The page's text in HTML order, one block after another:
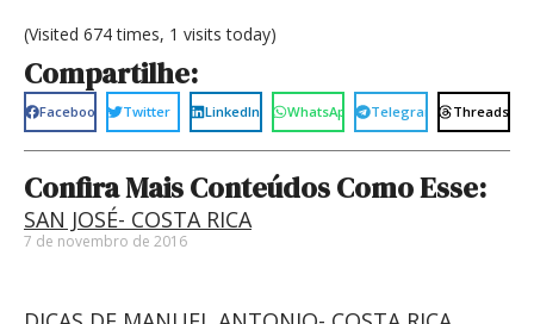
(Visited 674 times, 1 visits today)
Compartilhe:
Facebook Twitter LinkedIn WhatsApp Telegram Threads
Confira Mais Conteúdos Como Esse:
SAN JOSÉ- COSTA RICA
7 de novembro de 2016